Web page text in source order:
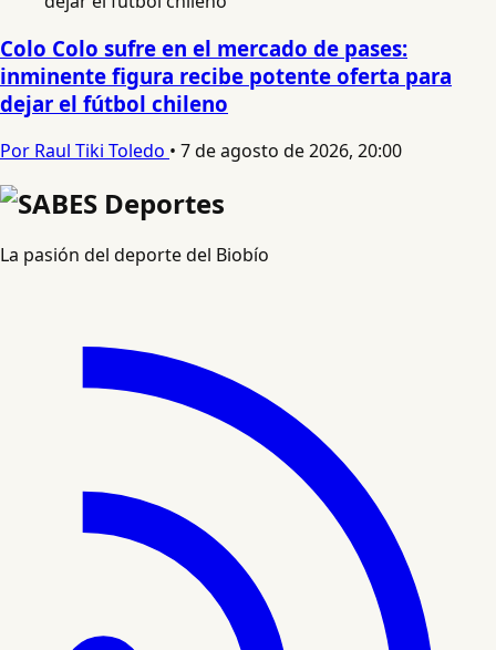
Colo Colo sufre en el mercado de pases:
inminente figura recibe potente oferta para
dejar el fútbol chileno
Por Raul Tiki Toledo • 7 de agosto de 2026, 20:00
La pasión del deporte del Biobío